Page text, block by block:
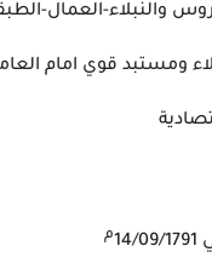
والنبلاء-
والاقتصادية
م